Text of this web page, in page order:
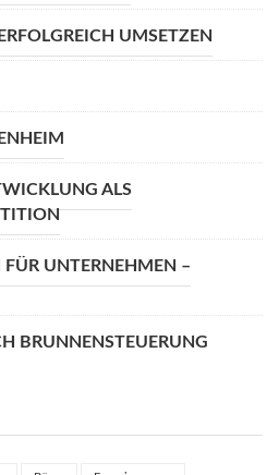
UMSETZEN
ALS
FÜR UNTERNEHMEN –
BRUNNENSTEUERUNG